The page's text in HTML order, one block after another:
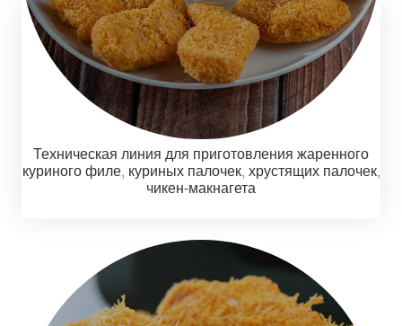
Техническая линия для приготовления жаренного
куриного филе, куриных палочек, хрустящих палочек,
чикен-макнагета